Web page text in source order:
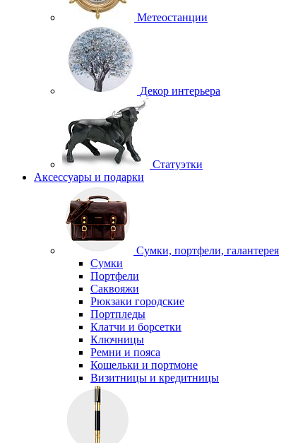
Метеостанции
Декор интерьера
Статуэтки
Аксессуары и подарки
Сумки, портфели, галантерея
Сумки
Портфели
Саквояжи
Рюкзаки городские
Портпледы
Клатчи и борсетки
Ключницы
Ремни и пояса
Кошельки и портмоне
Визитницы и кредитницы